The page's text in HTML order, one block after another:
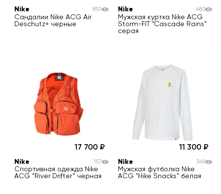
Nike
Сандалии Nike ACG Air
Deschutz+ черные
810
Nike
Мужская куртка Nike ACG
Storm-FIT “Cascade Rains”
серая
483
17 700
Nike
Спортивная одежда Nike
ACG “River Drifter” черная
157
11 300
Nike
Мужская футболка Nike
ACG “Hike Snacks” белая
349